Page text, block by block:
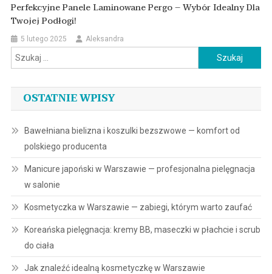
Perfekcyjne Panele Laminowane Pergo – Wybór Idealny Dla
Twojej Podłogi!
5 lutego 2025 Aleksandra
Szukaj:
OSTATNIE WPISY
Bawełniana bielizna i koszulki bezszwowe — komfort od
polskiego producenta
Manicure japoński w Warszawie — profesjonalna pielęgnacja
w salonie
Kosmetyczka w Warszawie — zabiegi, którym warto zaufać
Koreańska pielęgnacja: kremy BB, maseczki w płachcie i scrub
do ciała
Jak znaleźć idealną kosmetyczkę w Warszawie